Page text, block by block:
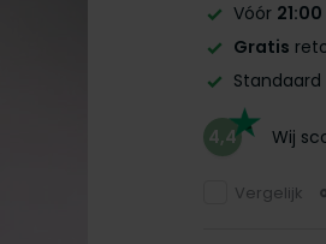
Vóór 21:00
Gratis
Standaard
4,4 Wij
Vergelijk